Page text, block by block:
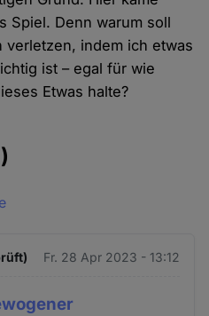
Spiel. Denn warum soll
indem ich etwas
ist – egal für wie
Etwas halte?
Fr. 28 Apr 2023 - 13:12